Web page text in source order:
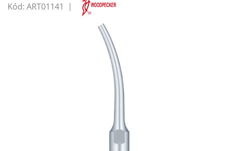
Kód: ART01141